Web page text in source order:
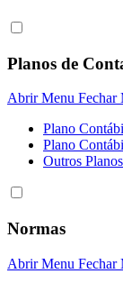
Planos de
Abrir Menu Fechar
Plano
Plano
Outros
Normas
Abrir Menu Fechar